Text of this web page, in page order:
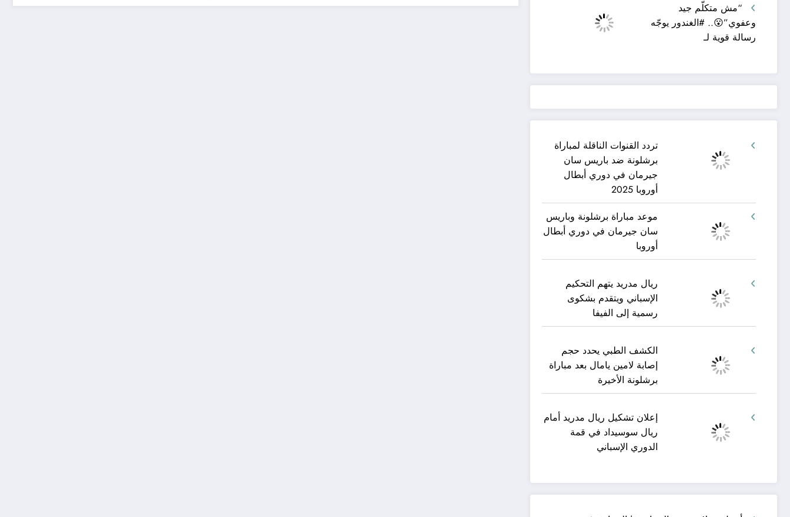
“مش متكلّم جيد
وعفوي”😮.. #الغندور يوجّه
رسالة قوية لـ
تردد القنوات الناقلة لمباراة
برشلونة ضد باريس سان
جيرمان في دوري أبطال
أوروبا 2025
موعد مباراة برشلونة وباريس
سان جيرمان في دوري أبطال
أوروبا
ريال مدريد يتهم التحكيم
الإسباني ويتقدم بشكوى
رسمية إلى الفيفا
الكشف الطبي يحدد حجم
إصابة لامين يامال بعد مباراة
برشلونة الأخيرة
إعلان تشكيل ريال مدريد أمام
ريال سوسيداد في قمة
الدوري الإسباني